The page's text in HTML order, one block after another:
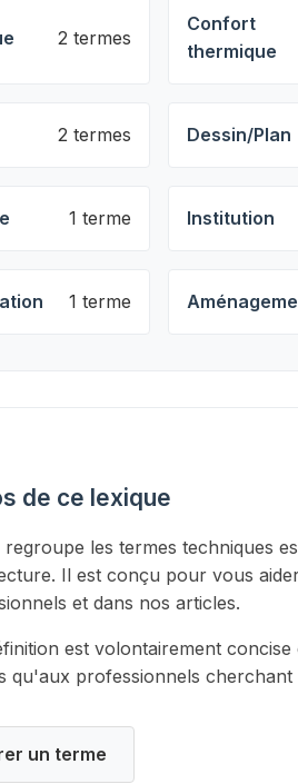
2 termes
Confort
thermique
2 termes Dessin/Plan
1 terme Institution
1 terme
de ce lexique
regroupe les termes techniques
Il est conçu pour vous
et dans nos articles.
est volontairement
qu'aux professionnels
un terme